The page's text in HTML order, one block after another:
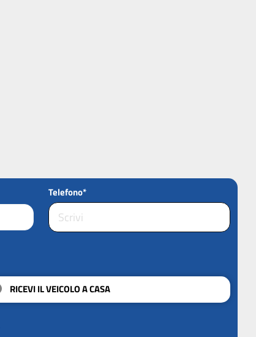
Telefono*
RICEVI IL VEICOLO A CASA